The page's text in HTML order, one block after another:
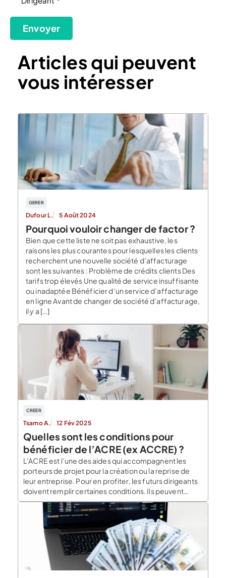
Envoyer
Articles qui peuvent
vous intéresser
GERER
Dufour L. 5 Août 2024
Pourquoi vouloir changer de factor ?
Bien que cette liste ne soit pas exhaustive, les
raisons les plus courantes pour lesquelles les clients
recherchent une nouvelle société d’affacturage
sont les suivantes : Problème de crédits clients Des
tarifs trop élevés Une qualité de service insuffisante
ou inadaptée Bénéficier d’un service d’affacturage
en ligne Avant de changer de société d’affacturage,
il y a […]
CREER
Tsamo A. 12 Fév 2025
Quelles sont les conditions pour
bénéficier de l’ACRE (ex ACCRE) ?
L’ACRE est l’une des aides qui accompagnent les
porteurs de projet pour la création ou la reprise de
leur entreprise. Pour en profiter, les futurs dirigeants
doivent remplir certaines conditions. Ils peuvent
bénéficier de cette aide plus d’une fois à condition de
respecter le délai de trois ans qui précèdent la
nouvelle demande. Soulignons que […]